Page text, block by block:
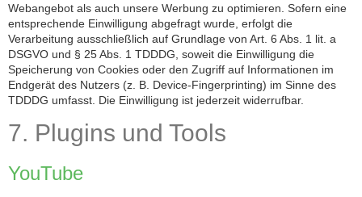
Webangebot als auch unsere Werbung zu optimieren. Sofern eine
entsprechende Einwilligung abgefragt wurde, erfolgt die
Verarbeitung ausschließlich auf Grundlage von Art. 6 Abs. 1 lit. a
DSGVO und § 25 Abs. 1 TDDDG, soweit die Einwilligung die
Speicherung von Cookies oder den Zugriff auf Informationen im
Endgerät des Nutzers (z. B. Device-Fingerprinting) im Sinne des
TDDDG umfasst. Die Einwilligung ist jederzeit widerrufbar.
7. Plugins und Tools
YouTube